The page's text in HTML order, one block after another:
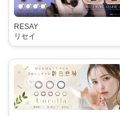
RESAY
リセイ